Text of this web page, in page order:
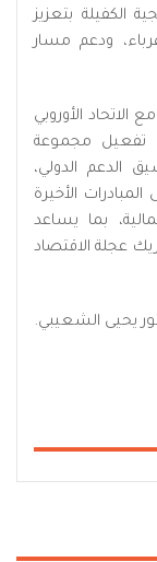
الكفيلة بتعزيز
ودعم مسار
الأوروبي
تفعيل مجموعة
الدعم الدولي،
الأخيرة
بما يساعد
عجلة الاقتصاد
يحيى الشعيبي.